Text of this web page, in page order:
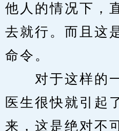
他人的情况下，
去就行。而且这
命令。
对于这样的一
医生很快就引起
来，这是绝对不